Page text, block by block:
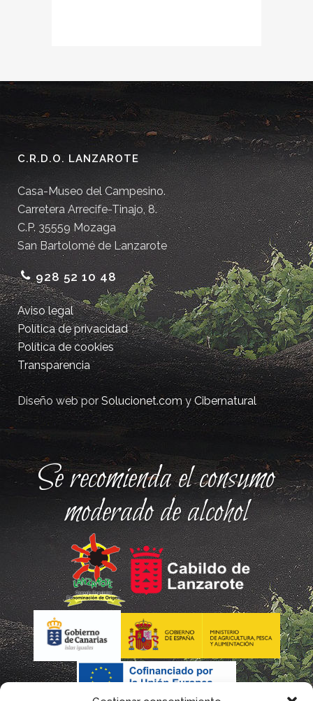
C.R.D.O. LANZAROTE
Casa-Museo del Campesino.
Carretera Arrecife-Tinajo, 8.
C.P. 35559 Mozaga
San Bartolomé de Lanzarote
928 52 10 48
Aviso legal
Política de privacidad
Política de cookies
Transparencia
Diseño web porSolucionet.comyCibernatural
Se recomienda el consumo
moderado de alcohol